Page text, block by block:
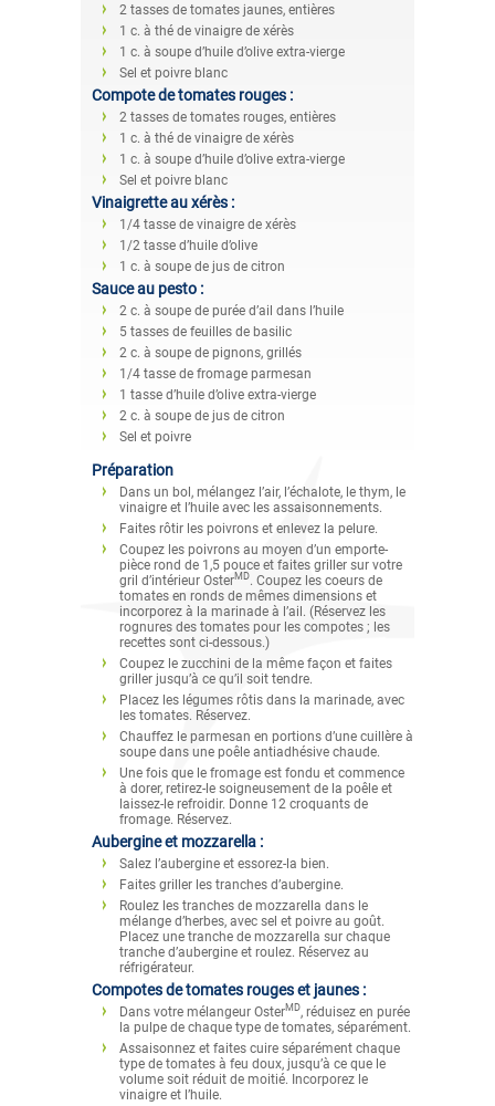
2 tasses de tomates jaunes, entières
1 c. à thé de vinaigre de xérès
1 c. à soupe d’huile d’olive extra-vierge
Sel et poivre blanc
Compote de tomates rouges :
2 tasses de tomates rouges, entières
1 c. à thé de vinaigre de xérès
1 c. à soupe d’huile d’olive extra-vierge
Sel et poivre blanc
Vinaigrette au xérès :
1/4 tasse de vinaigre de xérès
1/2 tasse d’huile d’olive
1 c. à soupe de jus de citron
Sauce au pesto :
2 c. à soupe de purée d’ail dans l’huile
5 tasses de feuilles de basilic
2 c. à soupe de pignons, grillés
1/4 tasse de fromage parmesan
1 tasse d’huile d’olive extra-vierge
2 c. à soupe de jus de citron
Sel et poivre
Préparation
Dans un bol, mélangez l’air, l’échalote, le thym, le
vinaigre et l’huile avec les assaisonnements.
Faites rôtir les poivrons et enlevez la pelure.
Coupez les poivrons au moyen d’un emporte-
pièce rond de 1,5 pouce et faites griller sur votre
gril d’intérieur OsterMD. Coupez les coeurs de
tomates en ronds de mêmes dimensions et
incorporez à la marinade à l’ail. (Réservez les
rognures des tomates pour les compotes ; les
recettes sont ci-dessous.)
Coupez le zucchini de la même façon et faites
griller jusqu’à ce qu’il soit tendre.
Placez les légumes rôtis dans la marinade, avec
les tomates. Réservez.
Chauffez le parmesan en portions d’une cuillère à
soupe dans une poêle antiadhésive chaude.
Une fois que le fromage est fondu et commence
à dorer, retirez-le soigneusement de la poêle et
laissez-le refroidir. Donne 12 croquants de
fromage. Réservez.
Aubergine et mozzarella :
Salez l’aubergine et essorez-la bien.
Faites griller les tranches d’aubergine.
Roulez les tranches de mozzarella dans le
mélange d’herbes, avec sel et poivre au goût.
Placez une tranche de mozzarella sur chaque
tranche d’aubergine et roulez. Réservez au
réfrigérateur.
Compotes de tomates rouges et jaunes :
Dans votre mélangeur OsterMD, réduisez en purée
la pulpe de chaque type de tomates, séparément.
Assaisonnez et faites cuire séparément chaque
type de tomates à feu doux, jusqu’à ce que le
volume soit réduit de moitié. Incorporez le
vinaigre et l’huile.